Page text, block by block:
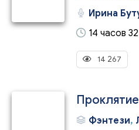
Ирина
14 часов
14 267
Фэнтези,